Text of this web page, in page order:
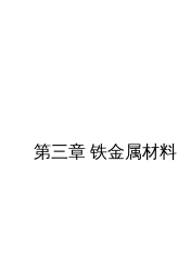
第三章 铁金属材料